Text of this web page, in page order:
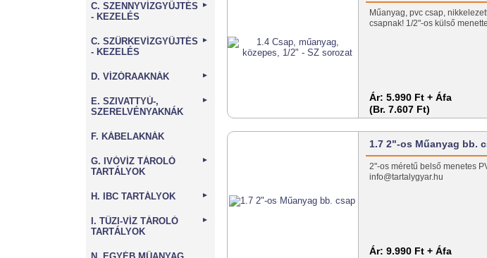
C. SZENNYVÍZGYŰJTÉS
- KEZELÉS
►
C. SZÜRKEVÍZGYŰJTÉS
- KEZELÉS
►
D. VÍZÓRAAKNÁK ►
E. SZIVATTYÚ-,
SZERELVÉNYAKNÁK
►
F. KÁBELAKNÁK
G. IVÓVÍZ TÁROLÓ
TARTÁLYOK
►
H. IBC TARTÁLYOK ►
I. TŰZI-VÍZ TÁROLÓ
TARTÁLYOK
►
Műanyag, pvc csap,
csapnak! 1/2"-os külső
Ár: 5.990 Ft + Áfa
(Br. 7.607 Ft)
1.7 2"-os Műanyag bb.
2"-os méretű belső menetes
info@tartalygyar.hu
Ár: 9.990 Ft + Áfa